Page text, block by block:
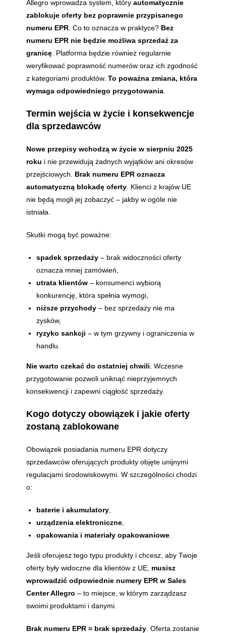
Allegro wprowadza system, któryautomatycznie
zablokuje oferty bez poprawnie przypisanego
numeru EPR . Co to oznacza w praktyce? Bez
numeru EPR nie będzie możliwa sprzedaż za
granicę . Platforma będzie również regularnie
weryfikować poprawność numerów oraz ich zgodność
z kategoriami produktów.To poważna zmiana, która
wymaga odpowiedniego przygotowania
Termin wejścia w życie i konsekwencje
dla sprzedawców
Nowe przepisy wchodzą w życie w sierpniu 2025
roku i nie przewidują żadnych wyjątków ani okresów
przejściowych. Brak numeru EPR oznacza
automatyczną blokadę oferty . Klienci z krajów UE
nie będą mogli jej zobaczyć – jakby w ogóle nie
istniała.
Skutki mogą być poważne:
spadek sprzedaży – brak widoczności oferty
oznacza mniej zamówień,
utrata klientów – konsumenci wybiorą
konkurencję, która spełnia wymogi,
niższe przychody – bez sprzedaży nie ma
zysków,
ryzyko sankcji – w tym grzywny i ograniczenia w
handlu.
Nie warto czekać do ostatniej chwili . Wczesne
przygotowanie pozwoli uniknąć nieprzyjemnych
konsekwencji i zapewni ciągłość sprzedaży.
Kogo dotyczy obowiązek i jakie oferty
zostaną zablokowane
Obowiązek posiadania numeru EPR dotyczy
sprzedawców oferujących produkty objęte unijnymi
regulacjami środowiskowymi. W szczególności chodzi
o:
baterie i akumulatory
urządzenia elektroniczne
opakowania i materiały opakowaniowe
Jeśli oferujesz tego typu produkty i chcesz, aby Twoje
oferty były widoczne dla klientów z UE, musisz
wprowadzić odpowiednie numery EPR w Sales
Center Allegro – to miejsce, w którym zarządzasz
swoimi produktami i danymi.
Brak numeru EPR = brak sprzedaży . Oferta zostanie